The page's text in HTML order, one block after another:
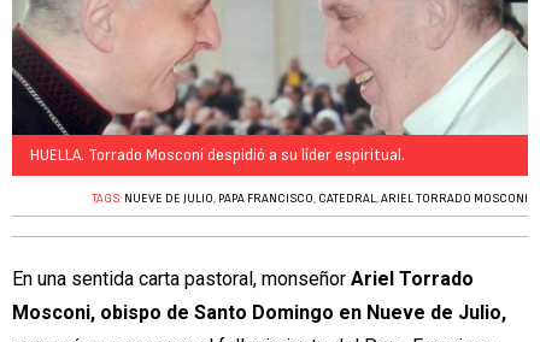
HUELLA. Torrado Mosconi despidió a su líder espiritual.
TAGS: NUEVE DE JULIO, PAPA FRANCISCO, CATEDRAL,ARIEL TORRADO MOSCONI
En una sentida carta pastoral, monseñor Ariel Torrado
Mosconi, obispo de Santo Domingo en Nueve de Julio,